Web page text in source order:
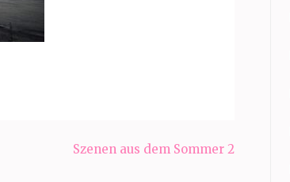
Szenen aus dem Sommer 2